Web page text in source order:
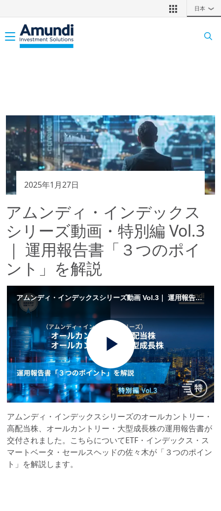
日本 ❯
Toggle navigation
2025年1月27日
アムンディ・インデックス
シリーズ動画・特別編 Vol.3
｜ 運用報告書「３つのポイ
ント」を解説
アムンディ・インデックスシリーズ動画 Vol.3｜ 運用報告書「３つのポイント」を解説
Play
Video
アムンディ・インデックスシリーズのオールカントリー・
高配当株、オールカントリー・大型成長株の運用報告書が
交付されました。こちらについてETF・インデックス・ス
マートベータ・セールスヘッドの佐々木が「３つのポイン
ト」を解説します。